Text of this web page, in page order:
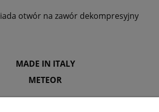
otwór na zawór dekompresyjny
MADE IN ITALY
METEOR